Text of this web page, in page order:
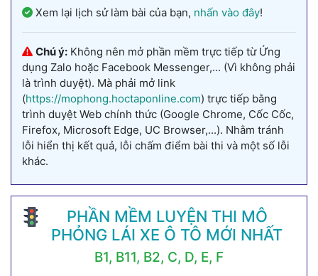
Xem lại lịch sử làm bài của bạn, nhấn vào đây!
Chú ý: Không nên mở phần mềm trực tiếp từ Ứng
dụng Zalo hoặc Facebook Messenger,... (Vì không phải
là trình duyệt). Mà phải mở link
(https://mophong.hoctaponline.com) trực tiếp bằng
trình duyệt Web chính thức (Google Chrome, Cốc Cốc,
Firefox, Microsoft Edge, UC Browser,...). Nhằm tránh
lỗi hiển thị kết quả, lỗi chấm điểm bài thi và một số lỗi
khác.
PHẦN MỀM LUYỆN THI MÔ
PHỎNG LÁI XE Ô TÔ MỚI NHẤT
B1, B11, B2, C, D, E, F